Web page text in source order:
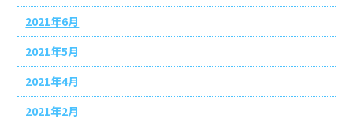
2021年6月
2021年5月
2021年4月
2021年2月